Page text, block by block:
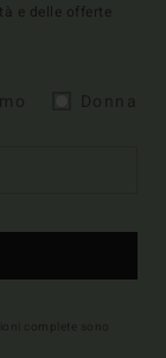
e delle offerte